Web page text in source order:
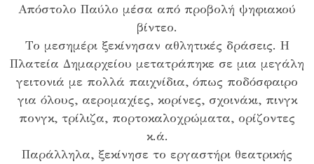
Απόστολο Παύλο μέσα από προβολή ψηφιακού
βίντεο.
Το μεσημέρι ξεκίνησαν αθλητικές δράσεις. Η
Πλατεία Δημαρχείου μετατράπηκε σε μια μεγάλη
γειτονιά με πολλά παιχνίδια, όπως ποδόσφαιρο
για όλους, αερομαχίες, κορίνες, σχοινάκι, πινγκ
πονγκ, τρίλιζα, πορτοκαλοχρώματα, ορίζοντες
κ.ά.
Παράλληλα, ξεκίνησε το εργαστήρι θεατρικής